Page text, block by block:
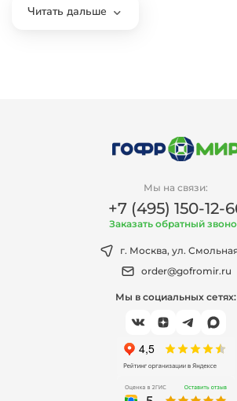
операций склеивания или сшивания,
главным образом на полуавтоматическом
Читать дальше
Мы на связи:
+7 (495) 150-12-
Заказать обратный
г. Москва, ул.
order@gofromir.ru
Мы в социальных сетях: